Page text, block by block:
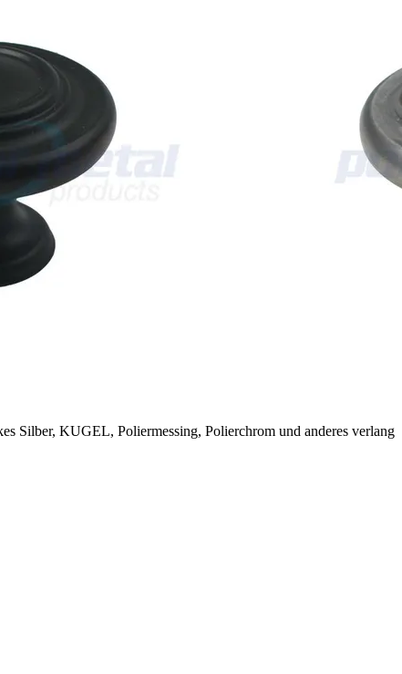
Silber, KUGEL, Poliermessing, Polierchrom und anderes verlang